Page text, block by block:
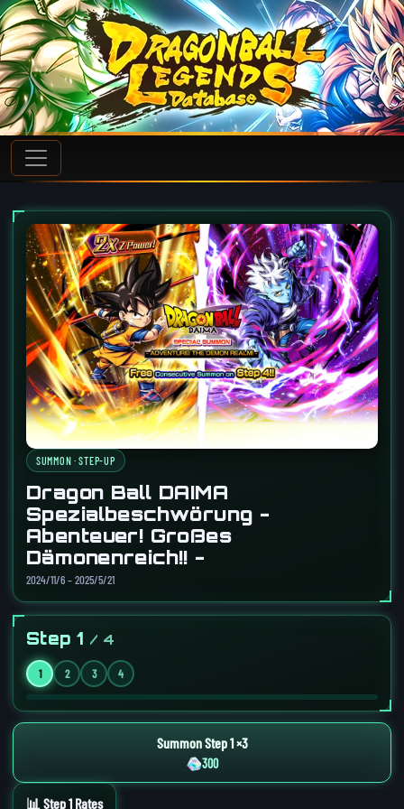
SUMMON · STEP-UP
Dragon Ball DAIMA
Spezialbeschwörung -
Abenteuer! Großes
Dämonenreich!! -
2024/11/6 – 2025/5/21
Step 1 / 4
1 2 3 4
Summon Step 1 ×3
300
📊 Step 1 Rates